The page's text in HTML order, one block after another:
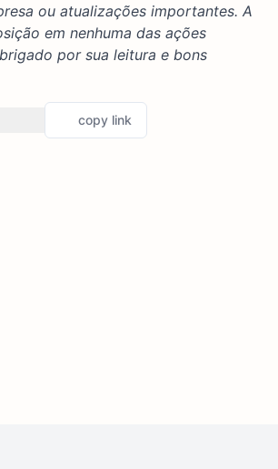
ou atualizações importantes. A
em nenhuma das ações
por sua leitura e bons
copy link